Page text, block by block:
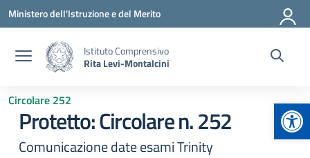
Vai ai contenuti
Vai al menu di navigazione
Vai al footer
Ministero dell'Istruzione e del Merito
Istituto Comprensivo
Rita Levi-Montalcini
Circolare 252
Protetto: Circolare n. 252
Comunicazione date esami Trinity